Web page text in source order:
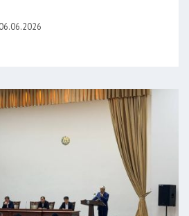
06.06.2026